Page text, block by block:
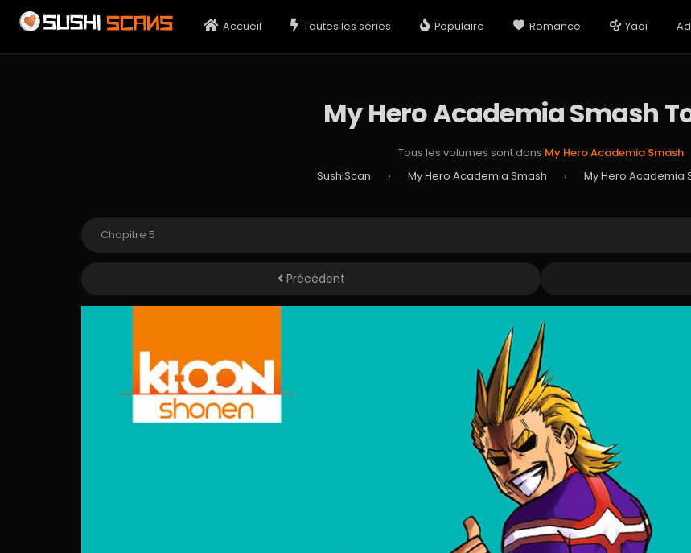
Accueil Toutes les séries Populaire Romance Yaoi
My Hero Academia Smash
Tous les volumes sont dans My Hero Academia Smash
SushiScan
› My Hero Academia Smash › My Hero Academia
Précédent